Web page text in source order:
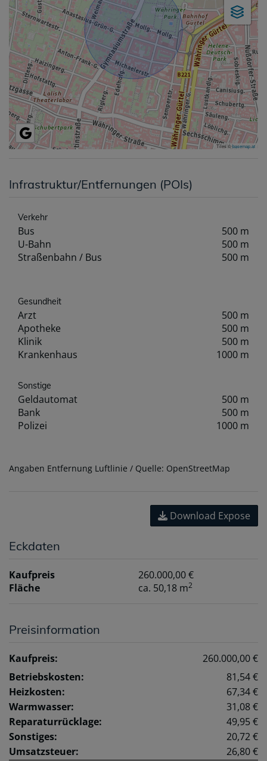
Tiles ©basemap.at
Infrastruktur/Entfernungen (POIs)
Verkehr
Bus
500 m
U-Bahn
500 m
Straßenbahn / Bus
500 m
Gesundheit
Arzt
500 m
Apotheke
500 m
Klinik
500 m
Krankenhaus
1000 m
Sonstige
Geldautomat
500 m
Bank
500 m
Polizei
1000 m
Angaben Entfernung Luftlinie / Quelle: OpenStreetMap
Download Expose
Eckdaten
Kaufpreis
260.000,00 €
Fläche
ca. 50,18 m2
Preisinformation
Kaufpreis:
260.000,00 €
Betriebskosten:
81,54 €
Heizkosten:
67,34 €
Warmwasser:
31,08 €
Reparaturrücklage:
49,95 €
Sonstiges:
20,72 €
Umsatzsteuer:
26,80 €